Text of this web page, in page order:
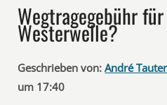
Wegtragegebühr für
Westerwelle?
Geschrieben von: André
um 17:40